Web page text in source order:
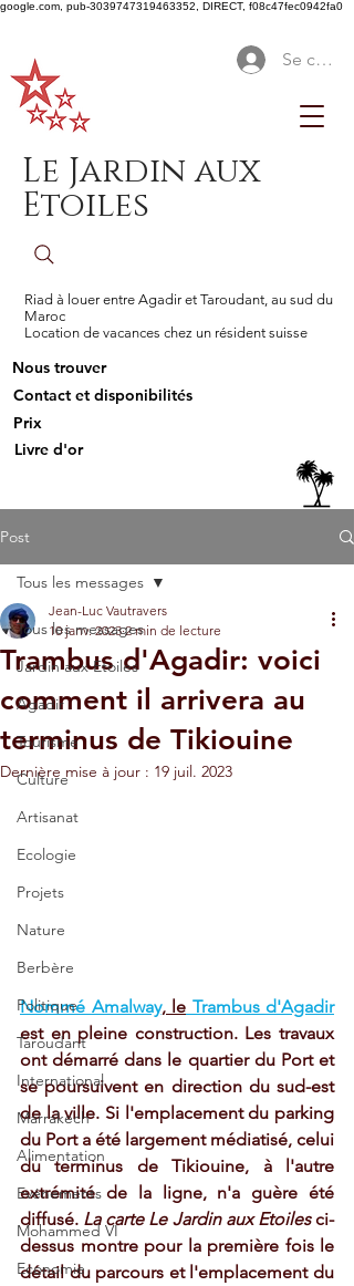
google.com, pub-3039747319463352, DIRECT, f08c47fec0942fa0
Se
Le Jardin aux
Etoiles
Riad à louer entre Agadir et Taroudant, au sud du
Maroc
Location de vacances chez un résident suisse
Nous trouver
Contact et disponibilités
Prix
Livre d'or
Post
Tous les messages
Jardin aux Etoiles
Agadir
Tourisme
Culture
Artisanat
Ecologie
Projets
Nature
Berbère
Politique
Taroudant
International
Marrakech
Alimentation
Evénements
Mohammed VI
Economie
Tous les messages
Trambus d'Agadir: voici
comment il arrivera au
terminus de Tikiouine
Jean-Luc Vautravers
10 janv. 2023 2 min de lecture
Dernière mise à jour : 19 juil. 2023
Nommé Amalway, le Trambus d'Agadir
est en pleine construction. Les travaux
ont démarré dans le quartier du Port et
se poursuivent en direction du sud-est
de la ville. Si l'emplacement du parking
du Port a été largement médiatisé, celui
du terminus de Tikiouine, à l'autre
extrémité de la ligne, n'a guère été
diffusé. La carte Le Jardin aux Etoiles ci-
dessus montre pour la première fois le
détail du parcours et l'emplacement du